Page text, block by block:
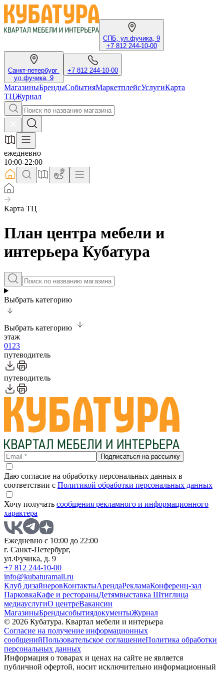
СПБ, ул.фучика, 9
+7 812 244-10-00
Санкт-петербург
ул.фучика, 9
+7 812 244-10-00
МагазиныБрендыСобытияМаркетплейсУслугиКарта
ТЦЖурнал
ежедневно
10:00-22:00
Карта ТЦ
План центра мебели и
интерьера Кубатура
Выбрать категорию
Выбрать категорию
этаж
01 23
путеводитель
путеводитель
Подписаться на рассылку
Даю согласие на обработку персональных данных в
соответствии с Политикой обработки персональных данных
Хочу получать сообщения рекламного и информационного
характера
Ежедневно с 10:00 до 22:00
г. Санкт-Петербург,
ул.Фучика, д. 9
+7 812 244-10-00
info@kubaturamall.ru
Клуб дизайнеровКонтактыАрендаРекламаКонференц-зал
ПарковкаКафе и рестораныДетямвыставка Штиглица
медиауслугиО центреВакансии
МагазиныБрендысобытиядокументыЖурнал
© 2026 Кубатура. Квартал мебели и интерьера
Согласие на получение информационных
сообщенийПользовательское соглашениеПолитика обработки
персональных данных
Информация о товарах и ценах на сайте не является
публичной офертой, носит исключительно информационный